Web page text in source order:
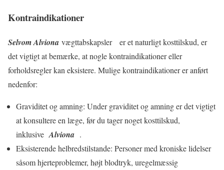
Kontraindikationer
Selvom Alviona vægttabskapsler er et naturligt kosttilskud, er
det vigtigt at bemærke, at nogle kontraindikationer eller
forholdsregler kan eksistere. Mulige kontraindikationer er anført
nedenfor:
Graviditet og amning: Under graviditet og amning er det vigtigt
at konsultere en læge, før du tager noget kosttilskud,
inklusive Alviona .
Eksisterende helbredstilstande: Personer med kroniske lidelser
såsom hjerteproblemer, højt blodtryk, uregelmæssig